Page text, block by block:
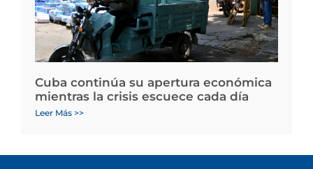
Cuba continúa su apertura económica
mientras la crisis escuece cada día
Leer Más >>